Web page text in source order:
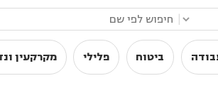
ביטוח פלילי מקרקעין